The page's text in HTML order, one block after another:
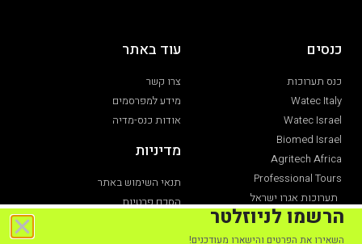
כנסים
כנס תערוכות
Watec Italy
Watec Israel
Biomed Israel
Agritech Africa
Professional Tours
תערוכות אגרו ישראל
תערוכת חקלאות
עוד באתר
צרו קשר
מידע למפרסמים
אודות כנס-מדיה
מדיניות
תנאי השימוש באתר
הסכם פרטיות
הרשמו לניוזלטר
השאירו את הפרטים והישארו מעודכנים!